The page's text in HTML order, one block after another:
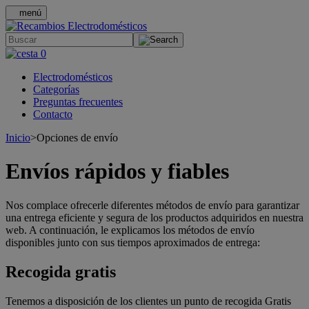
menú
0
Electrodomésticos
Categorías
Preguntas frecuentes
Contacto
Inicio>Opciones de envío
Envíos rápidos y fiables
Nos complace ofrecerle diferentes métodos de envío para garantizar
una entrega eficiente y segura de los productos adquiridos en nuestra
web. A continuación, le explicamos los métodos de envío
disponibles junto con sus tiempos aproximados de entrega:
Recogida gratis
Tenemos a disposición de los clientes un punto de recogida Gratis